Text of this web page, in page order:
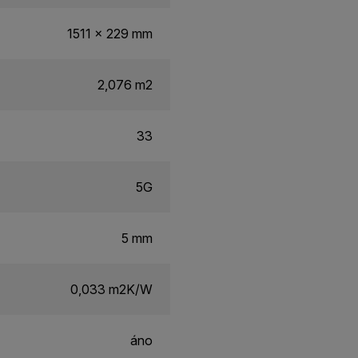
1511 x 229 mm
2,076 m2
33
5G
5 mm
0,033 m2K/W
áno